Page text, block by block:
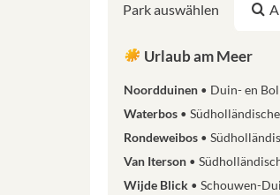
Park auswählen
Urlaub am Meer
Noordduinen
Duin- en
Waterbos
Rondeweibos
Van Iterson
Wijde Blick
Schouwen-